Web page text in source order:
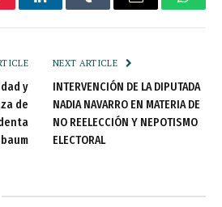
LinkedInTumblr Email
y
de
NEXT ARTICLE
INTERVENCIÓN DE LA DIPUTADA
NADIA NAVARRO EN MATERIA DE
NO REELECCIÓN Y NEPOTISMO
ELECTORAL